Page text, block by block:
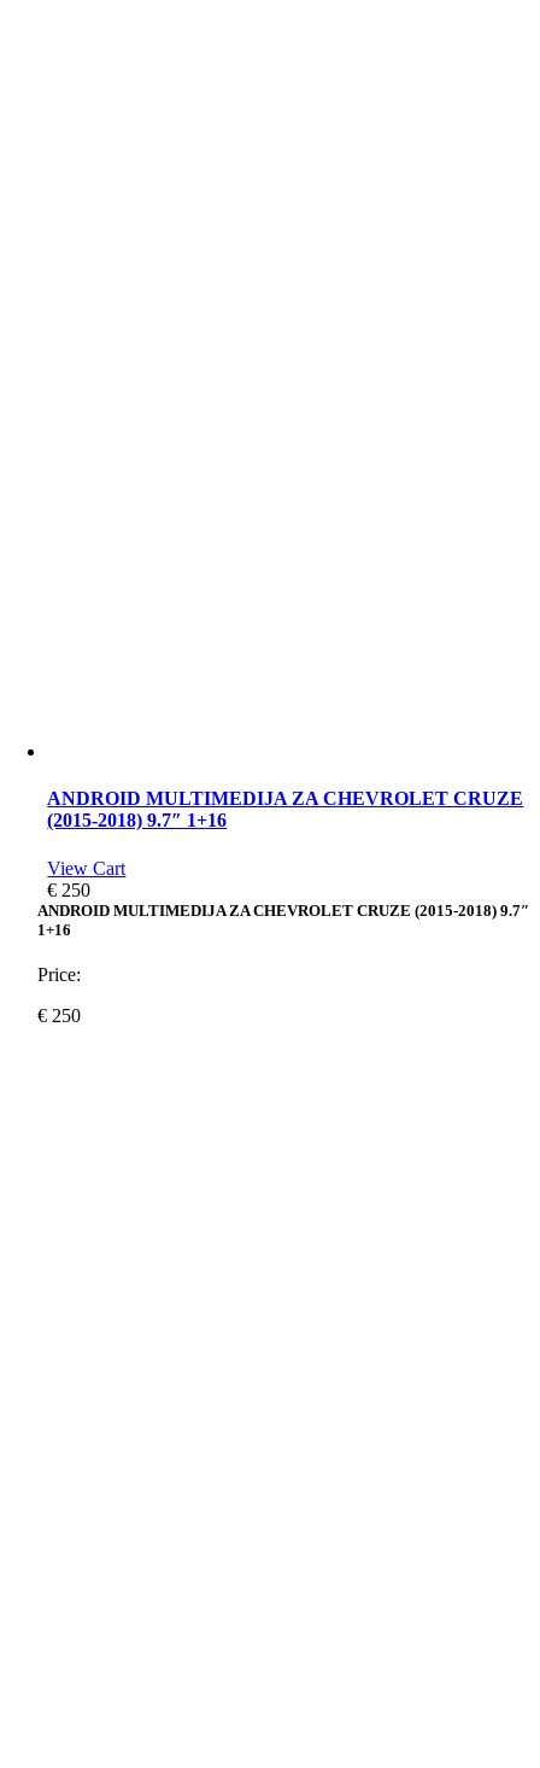
ANDROID MULTIMEDIJA ZA CHEVROLET CRUZE
(2015-2018) 9.7″ 1+16
View Cart
€ 250
ANDROID MULTIMEDIJA ZA CHEVROLET CRUZE (2015-2018) 9.7″
1+16
Price:
€ 250